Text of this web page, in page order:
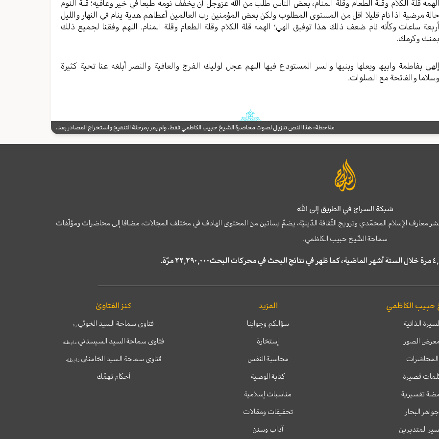
الهمه قلة الکلام وقلة الطعام وقلة المنام، بعض الناس طلب من الله عزوجل أن یخفف نومه طبعا في خیر وعافیه؛ قلة النوم
حالة مرضیة اذا نام قلیلا اقل من المستوی المطلوب ولکن بعض المؤمنین رب العالمین أعطاهم هدیة ینام في النهار واللیل
أربعة ساعات وکأنه نام ضعف ذلك هذا توفیق الهي؛ الهمه قلة الکلام وقلة الطعام وقلة المنام. اللهم وفقنا لجمیع ذلك
بمنك وکرمك.
إلهي بفاطمة وابیها وبعلها وبنیها والسر المستودع فیها اللهم عجل لولیك الفرج والعافیة والنصر أبلغه عنا تحیة کثیرة
وسلاما والفاتحة مع الصلوات.
ملاحظة: هذا النص تنزيل لصوت محاضرة الشيخ حبيب الكاظمي فقط، ولم يمر بمرحلة التنقيح واستخراج المصادر بعد.
شبكة السراج في الطريق إلى الله
معارف الإسلام المحمّدي وترويج الثّقافة الدّينيّة، يضمّ بساتين من المحتوى الهادف في مختلف المجالات، مضافا إلى محاضرات ومؤلّفات
سماحة الشّيخ حبيب الكاظمي.
حبيب الكاظمي
الذاتية
الصور
المحاضرات
قصيرة
تفسيرية
جواهر البحار
المتدبرين
المزيد
سؤالكم وجوابنا
إستخارة
محاسبة النفس
كتابة الوصية
مناسبات إسلامية
تحقيقات ومقالات
آداب وسنن
كنز الفتاوىٰ
فتاوى سماحة السيد الخوئي ره
فتاوى سماحة السيد السيستاني دام ظله
فتاوى سماحة السيد الخامنئيدام ظله
أحكام تهمّك